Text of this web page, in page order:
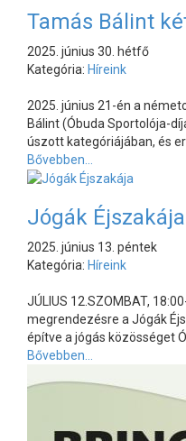
Tamás Bálint
2025. június 30. hétfő
Kategória: Híreink
2025. június 21-én a
Bálint (Óbuda Sportolója-
úszott kategóriájában, és
Bővebben...
Jógák Éjszakája
2025. június 13. péntek
Kategória: Híreink
JÚLIUS 12.SZOMBAT,
megrendezésre a Jógák
építve a jógás közösséget
Bővebben...